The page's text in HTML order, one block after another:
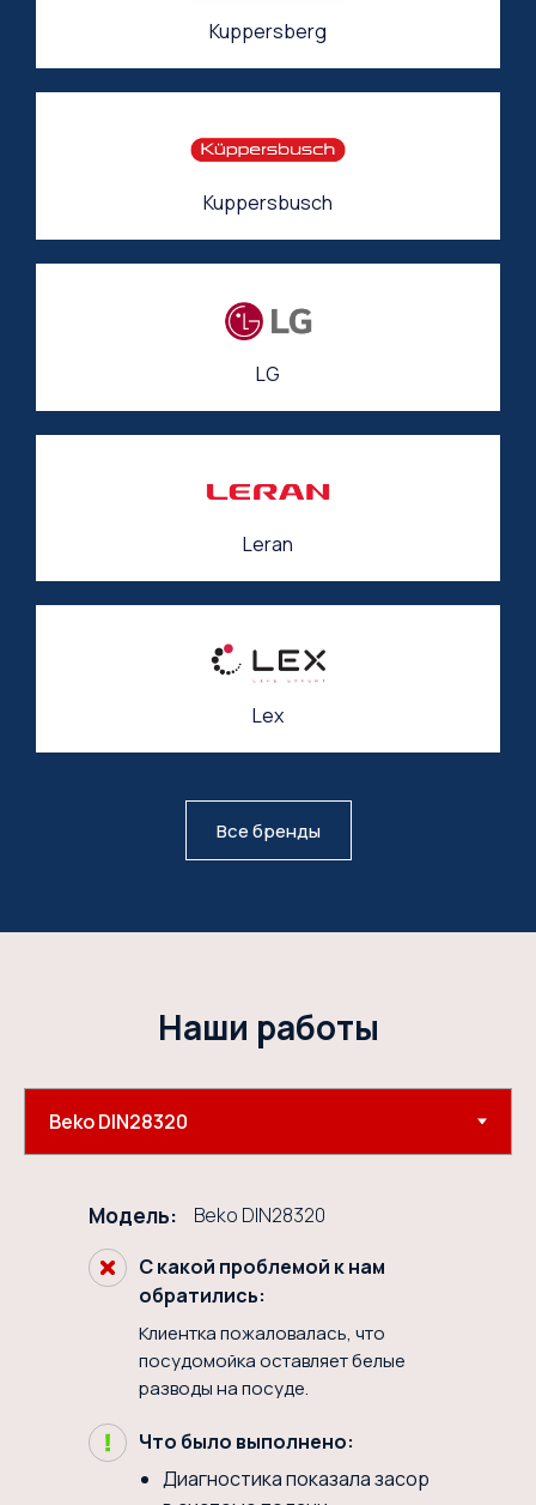
Kuppersberg
Kuppersbusch
LG
Leran
Lex
Все бренды
Наши работы
Диагностика показала засор
Клиентка пожаловалась, что
посудомойка оставляет белые
разводы на посуде.
Beko DIN28320
Что было выполнено:
С какой проблемой к нам
обратились:
Модель:​